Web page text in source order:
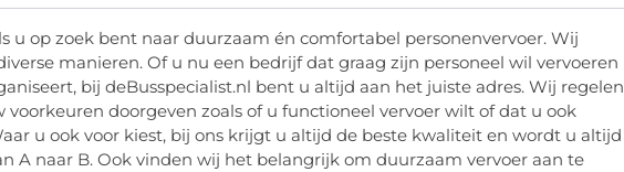
u op zoek bent naar duurzaam én comfortabel personenvervoer. Wij
manieren. Of u nu een bedrijf dat graag zijn personeel wil vervoeren
bij deBusspecialist.nl bent u altijd aan het juiste adres. Wij regelen
voorkeuren doorgeven zoals of u functioneel vervoer wilt of dat u ook
u ook voor kiest, bij ons krijgt u altijd de beste kwaliteit en wordt u altijd
A naar B. Ook vinden wij het belangrijk om duurzaam vervoer aan te